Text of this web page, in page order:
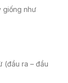
giống như
(đầu ra – đầu